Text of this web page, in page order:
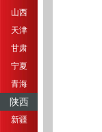
山西
天津
甘肃
宁夏
青海
陕西
新疆